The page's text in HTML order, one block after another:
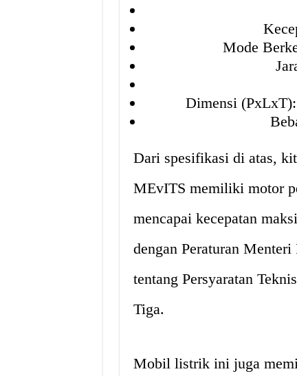
Mode
Dimensi
Dari spesifikasi di atas,
MEvITS memiliki motor
mencapai kecepatan
dengan Peraturan
tentang Persyaratan
Tiga.
Mobil listrik ini juga